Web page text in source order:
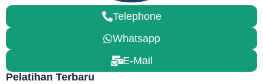
Telephone
Whatsapp
E-Mail
Pelatihan Terbaru